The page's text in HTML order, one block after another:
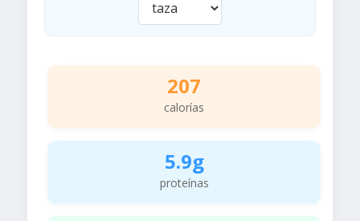
207
calorías
5.9g
proteínas